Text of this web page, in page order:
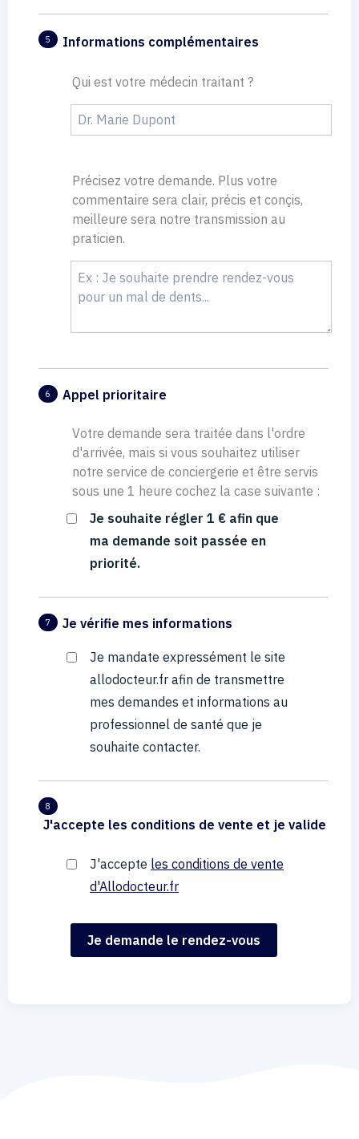
5 Informations complémentaires
Qui est votre médecin traitant ?
Précisez votre demande. Plus votre
commentaire sera clair, précis et conçis,
meilleure sera notre transmission au
praticien.
6 Appel prioritaire
Votre demande sera traitée dans l'ordre
d'arrivée, mais si vous souhaitez utiliser
notre service de conciergerie et être servis
sous une 1 heure cochez la case suivante :
Je souhaite régler 1 € afin que
ma demande soit passée en
priorité.
7 Je vérifie mes informations
Je mandate expressément le site
allodocteur.fr afin de transmettre
mes demandes et informations au
professionnel de santé que je
souhaite contacter.
8
J'accepte les conditions de vente et je valide
J'accepte les conditions de vente
d'Allodocteur.fr